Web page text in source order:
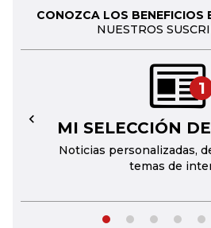
CONOZCA LOS BENEFICIOS
NUESTROS
1
MI SELECCIÓN
Noticias personalizadas,
temas de
←